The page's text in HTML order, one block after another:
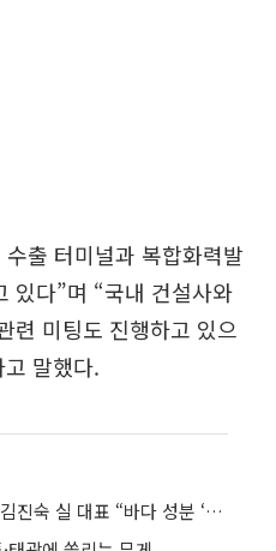
출 터미널과 복합화력발
있다”며 “국내 건설사와
련 미팅도 진행하고 있으
말했다.
베일 벗은 태광그룹 화장품...김진숙 실 대표 “바다 성분 ‘사핀’은 K뷰티 블루오션 될 것”